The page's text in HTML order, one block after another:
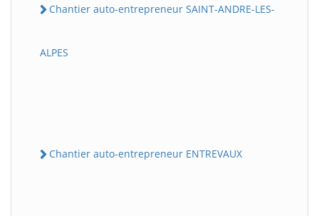
Chantier auto-entrepreneur SAINT-ANDRE-LES-
ALPES
Chantier auto-entrepreneur ENTREVAUX